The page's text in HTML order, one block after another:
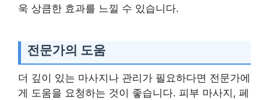
욱 상큼한 효과를 느낄 수 있습니다.
전문가의 도움
더 깊이 있는 마사지나 관리가 필요하다면 전문가에
게 도움을 요청하는 것이 좋습니다. 피부 마사지, 페